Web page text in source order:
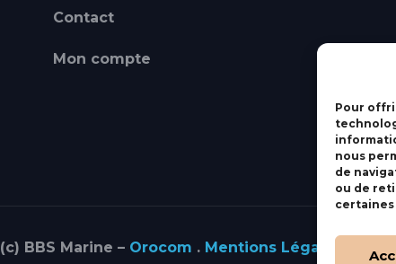
Pour
nous
de
ou de
Contact
Mon compte
(c) BBS Marine – Orocom . Mentions Légales C.G.V